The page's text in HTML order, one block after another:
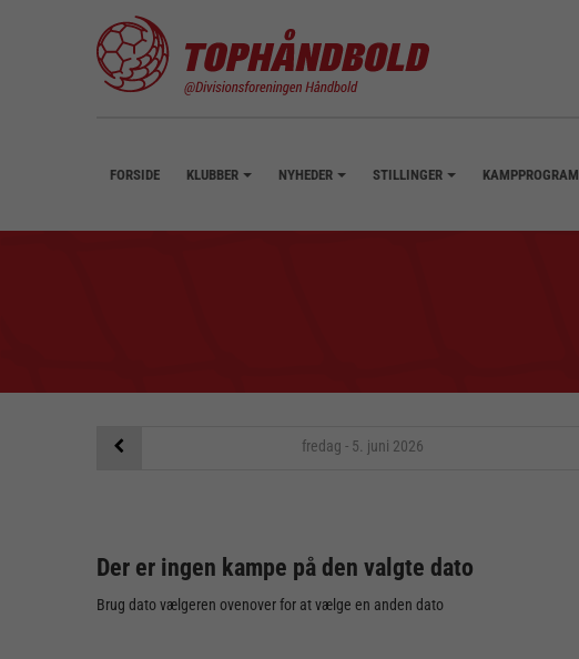
FORSIDE KLUBBER NYHEDER STILLINGER KAMPPROGRAM
fredag - 5. juni 2026
Der er ingen kampe på den valgte dato
Brug dato vælgeren ovenover for at vælge en anden dato